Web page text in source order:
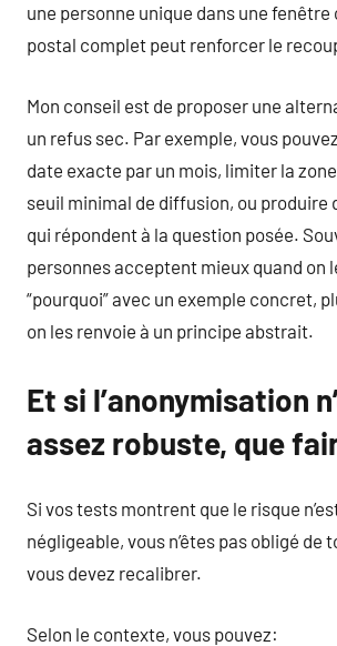
une personne unique dans une
postal complet peut renforcer le
Mon conseil est de proposer une
un refus sec. Par exemple, vous
date exacte par un mois, limiter la
seuil minimal de diffusion, ou produire
qui répondent à la question posée.
personnes acceptent mieux quand on
“pourquoi” avec un exemple concret,
on les renvoie à un principe abstrait.
Et si l’anonymisation
assez robuste, que
Si vos tests montrent que le risque
négligeable, vous n’êtes pas obligé de
vous devez recalibrer.
Selon le contexte, vous pouvez: